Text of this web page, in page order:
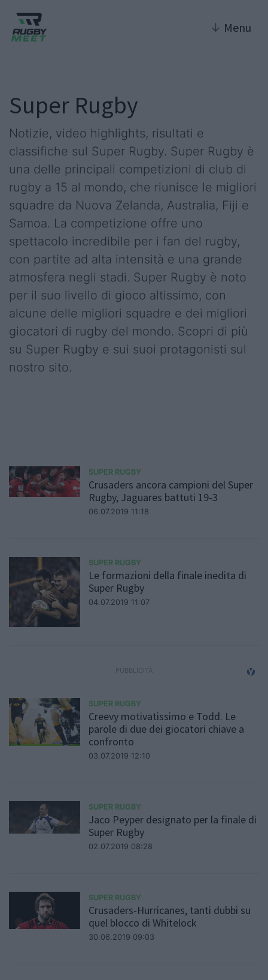
↓ Menu
Super Rugby
Notizie, video highlights, risultati e
classifiche sul Super Rugby. Super Rugby è
una delle principali competizioni di club di
rugby a 15 al mondo, che riunisce le migliori
squadre da Nuova Zelanda, Australia, Fiji e
Samoa. La competizione offre uno
spettacolo incredibile per i fan del rugby,
con partite ad alta intensità e una grande
atmosfera negli stadi. Super Rugby è noto
per il suo livello di gioco altissimo, con
alcune delle migliori squadre e dei migliori
giocatori di rugby del mondo. Scopri di più
su Super Rugby e sui suoi protagonisti sul
nostro sito.
SUPER RUGBY
Crusaders ancora campioni del Super
Rugby, Jaguares battuti 19-3
06.07.2019 11:18
SUPER RUGBY
Le formazioni della finale inedita di
Super Rugby
04.07.2019 11:07
SUPER RUGBY
Creevy motivatissimo e Todd. Le
parole di due dei giocatori chiave a
confronto
03.07.2019 12:10
SUPER RUGBY
Jaco Peyper designato per la finale di
Super Rugby
02.07.2019 08:28
SUPER RUGBY
Crusaders-Hurricanes, tanti dubbi su
quel blocco di Whitelock
30.06.2019 09:03